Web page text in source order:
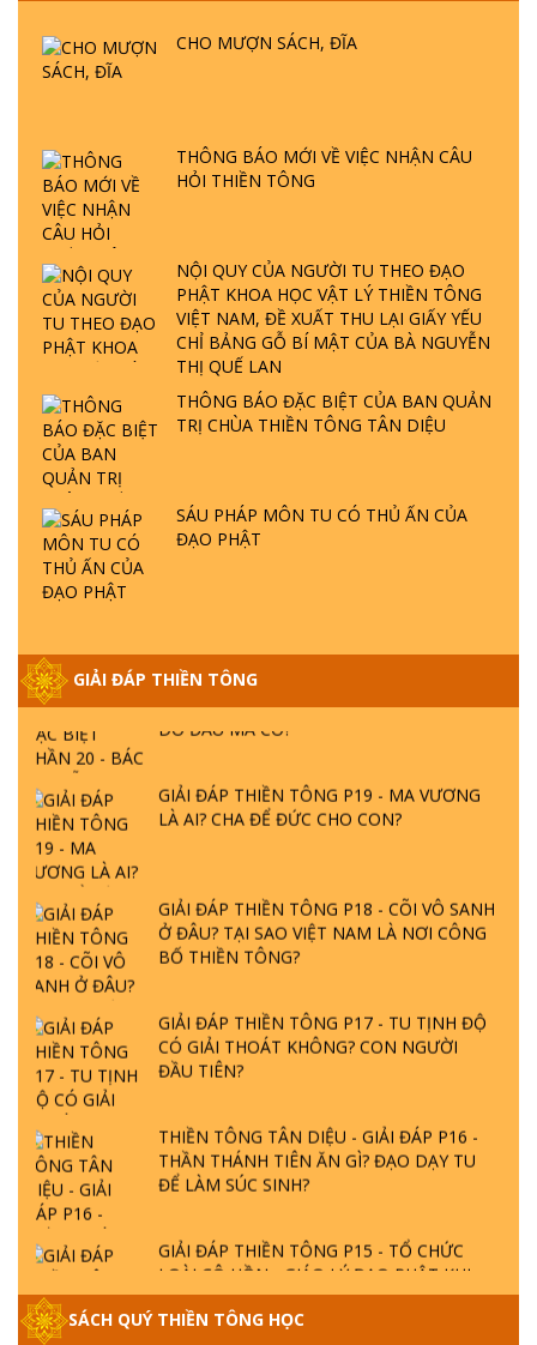
CHO MƯỢN SÁCH, ĐĨA
THÔNG BÁO MỚI VỀ VIỆC NHẬN CÂU
HỎI THIỀN TÔNG
NỘI QUY CỦA NGƯỜI TU THEO ĐẠO
PHẬT KHOA HỌC VẬT LÝ THIỀN TÔNG
VIỆT NAM, ĐỀ XUẤT THU LẠI GIẤY YẾU
CHỈ BẢNG GỖ BÍ MẬT CỦA BÀ NGUYỄN
THỊ QUẾ LAN
THÔNG BÁO ĐẶC BIỆT CỦA BAN QUẢN
TRỊ CHÙA THIỀN TÔNG TÂN DIỆU
SÁU PHÁP MÔN TU CÓ THỦ ẤN CỦA
ĐẠO PHẬT
GIẢI ĐÁP THIỀN TÔNG
PHẬT KHÔNG NÓI? HỘI LONG HOA LÀ
HỘI GÌ? TỬ VÌ ĐẠO
PHẬT GIỚI CÓ THỜI GIAN KHÔNG? |
TTTD
LÀ AI? QUỶ SA TĂNG? | TTTD
GIẢI ĐÁP THIỀN TÔNG ĐẶC BIỆT P22 - TẠI
SAO TRÁI ĐẤT NHIỀU THIÊN TAI - LŨ LỤT
- HỎA HOẠN | TTTD
GIẢI ĐÁP THIỀN TÔNG ĐẶC BIỆT P21 - TẠI
GIẢI ĐÁP VỀ LỄ TIỄN THIỀN TÔNG SƯ
GIẢI ĐÁP THIỀN TÔNG ĐẶC BIỆT PHẦN 20
- BÁC NGUYỄN NHÂN LÀ AI? PHIỀN NÃO
DO ĐÂU MÀ CÓ?
GIẢI ĐÁP THIỀN TÔNG P19 - MA VƯƠNG
LÀ AI? CHA ĐỂ ĐỨC CHO CON?
GIẢI ĐÁP THIỀN TÔNG P18 - CÕI VÔ SANH
Ở ĐÂU? TẠI SAO VIỆT NAM LÀ NƠI CÔNG
BỐ THIỀN TÔNG?
GIẢI ĐÁP THIỀN TÔNG P17 - TU TỊNH ĐỘ
CÓ GIẢI THOÁT KHÔNG? CON NGƯỜI
ĐẦU TIÊN?
THIỀN TÔNG TÂN DIỆU - GIẢI ĐÁP P16 -
THẦN THÁNH TIÊN ĂN GÌ? ĐẠO DẠY TU
ĐỂ LÀM SÚC SINH?
GIẢI ĐÁP THIỀN TÔNG P15 - TỔ CHỨC
LOÀI CÔ HỒN - GIÁO LÝ ĐẠO PHẬT KHI
SÁCH QUÝ THIỀN TÔNG HỌC